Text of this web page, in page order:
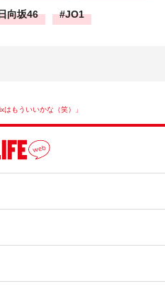
向坂46 JO1
もういいかな（笑）」